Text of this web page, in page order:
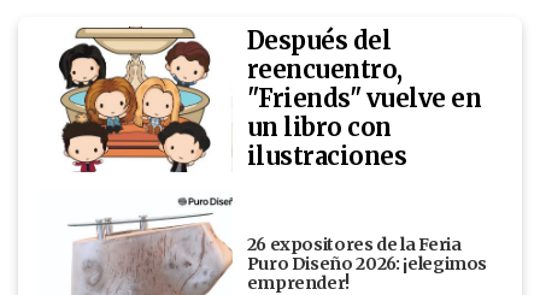
Después del
reencuentro,
"Friends" vuelve en
un libro con
ilustraciones
26 expositores de la Feria
Puro Diseño 2026: ¡elegimos
emprender!